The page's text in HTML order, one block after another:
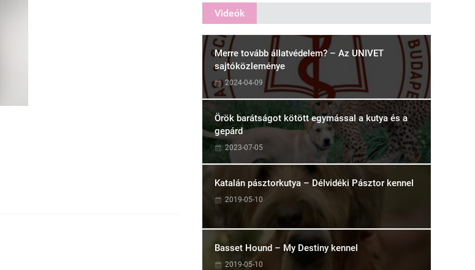
Videók
Merre tovább állatvédelem? – Az UNIVET
sajtóközleménye
2024-04-09
Örök barátságot kötött egymással a kutya és a
gepárd
2023-07-05
Katalán pásztorkutya – Délvidéki Pásztor kennel
2019-05-10
Basset Hound – My Destiny kennel
2019-05-10